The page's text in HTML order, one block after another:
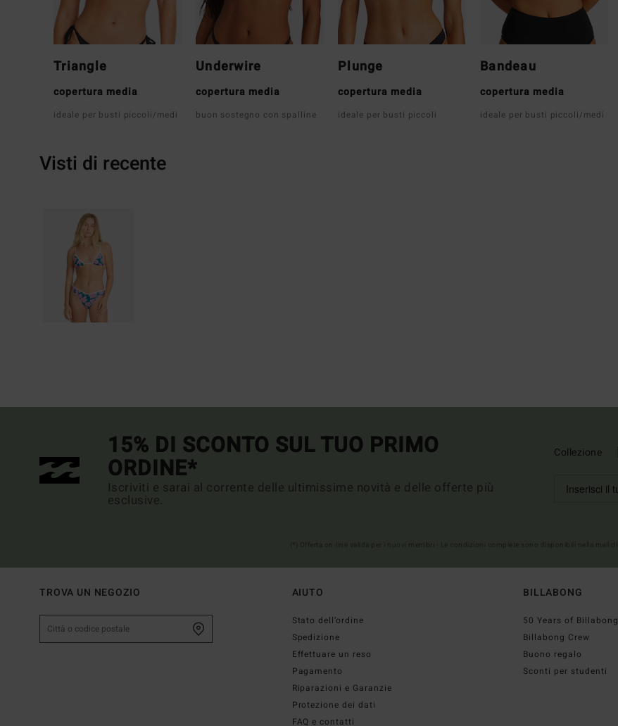
Triangle
copertura media
ideale per busti piccoli/medi
Underwire
copertura media
buon sostegno con spalline
Plunge
copertura media
ideale per busti piccoli
Bandeau
copertura media
ideale per busti piccoli/medi
Visti di recente
15% DI SCONTO SUL TUO PRIMO
ORDINE*
Iscriviti e sarai al corrente delle ultimissime novità e delle offerte più
esclusive.
Collezione
TROVA UN NEGOZIO AIUTO
Stato dell’ordine
Spedizione
Effettuare un reso
Pagamento
Riparazioni e Garanzie
Protezione dei dati
FAQ e contatti
BILLABONG
50 Years of Billabong
Billabong Crew
Buono regalo
Sconti per studenti